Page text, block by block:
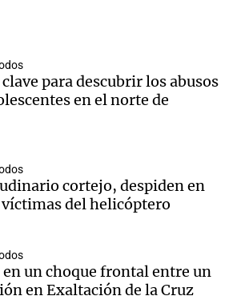
para descubrir los abusos
en el norte de
cortejo, despiden en
víctimas del helicóptero
un choque frontal entre un
en Exaltación de la Cruz